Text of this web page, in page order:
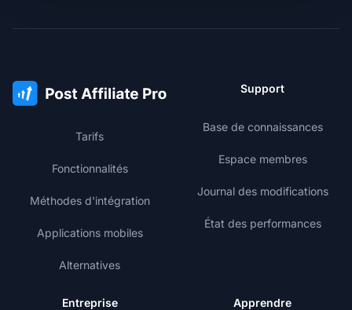
Tarifs
Fonctionnalités
Méthodes d'intégration
Applications mobiles
Alternatives
Support
Base de connaissances
Espace membres
Journal des modifications
État des performances
Entreprise Apprendre